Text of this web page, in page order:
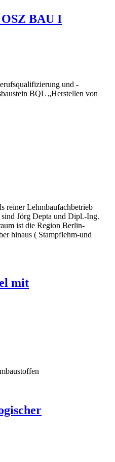
BAU I
und -
BQL „Herstellen von
reiner Lehmbaufachbetrieb
Jörg Depta und Dipl.-Ing.
ist die Region Berlin-
hinaus ( Stampflehm-und
mit